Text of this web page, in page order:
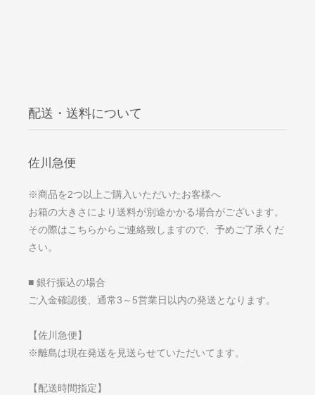
配送・送料について
佐川急便
※商品を2つ以上ご購入いただいたお客様へ
お箱の大きさにより送料が別途かかる場合がございます。
その際はこちらからご連絡致しますので、予めご了承くだ
さい。
■ 銀行振込の場合
ご入金確認後、通常3～5営業日以内の発送となります。
【佐川急便】
※離島は現在発送を見送らせていただいてます。
【配送時間指定】